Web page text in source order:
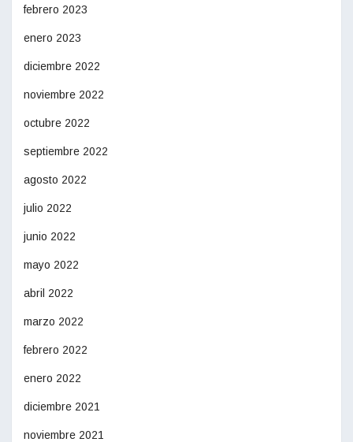
febrero 2023
enero 2023
diciembre 2022
noviembre 2022
octubre 2022
septiembre 2022
agosto 2022
julio 2022
junio 2022
mayo 2022
abril 2022
marzo 2022
febrero 2022
enero 2022
diciembre 2021
noviembre 2021